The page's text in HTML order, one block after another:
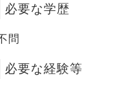
必要な学歴
問
必要な経験等